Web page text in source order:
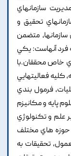
سازمانهاي
تحقيق و
متضمن
فرد آنهاست: يکي
خاص محققان.با
کليه فعاليتهايي
فرمول بندي
پايه و مکانيزم
علم و تکنولوژي
حوزه هاي مختلف
تحقيقات به